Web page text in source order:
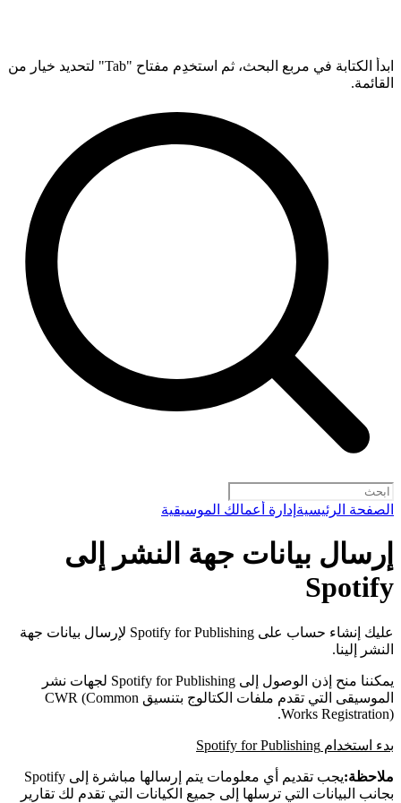
ابدأ الكتابة في مربع البحث، ثم استخدِم مفتاح "Tab" لتحديد خيار من
القائمة.
الصفحة الرئيسية إدارة أعمالك الموسيقية
إرسال بيانات جهة النشر إلى
Spotify
عليك إنشاء حساب على Spotify for Publishing لإرسال بيانات جهة
النشر إلينا.
يمكننا منح إذن الوصول إلى Spotify for Publishing لجهات نشر
الموسيقى التي تقدم ملفات الكتالوج بتنسيق CWR (Common
Works Registration).
بدء استخدام Spotify for Publishing
ملاحظة:
يجب تقديم أي معلومات يتم إرسالها مباشرة إلى Spotify
بجانب البيانات التي ترسلها إلى جميع الكيانات التي تقدم لك تقارير